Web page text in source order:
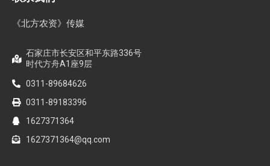
《北方农资》传媒
石家庄市长安区和平东路336号
时代方舟A1座9层
0311-89684626
0311-89183396
1627371364
1627371364@qq.com